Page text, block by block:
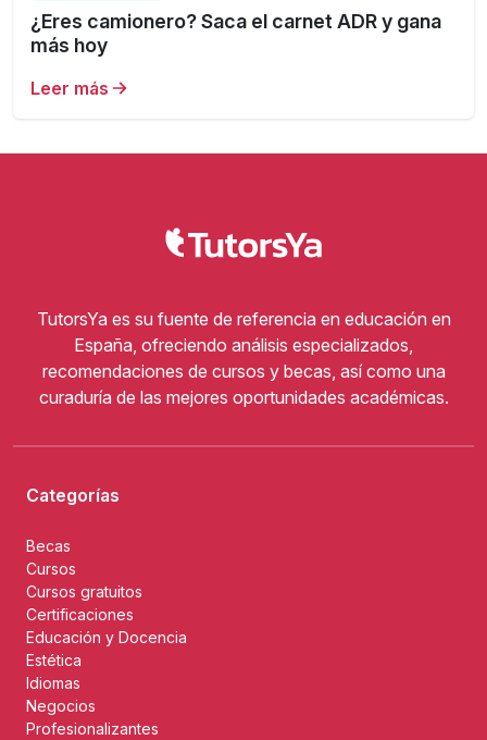
¿Eres camionero? Saca el carnet ADR y gana
más hoy
Leer más
TutorsYa es su fuente de referencia en educación en
España, ofreciendo análisis especializados,
recomendaciones de cursos y becas, así como una
curaduría de las mejores oportunidades académicas.
Categorías
Becas
Cursos
Cursos gratuitos
Certificaciones
Educación y Docencia
Estética
Idiomas
Negocios
Profesionalizantes